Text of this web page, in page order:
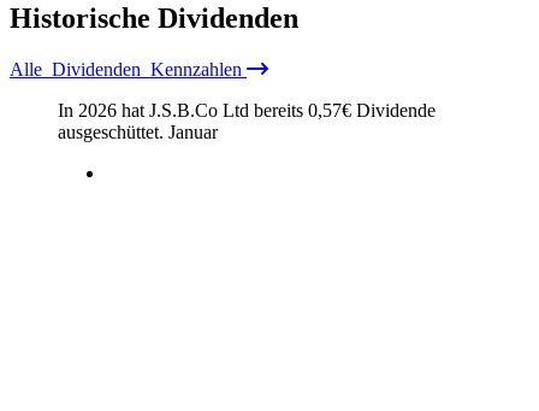
Historische Dividenden
Alle Dividenden Kennzahlen
In 2026 hat J.S.B.Co Ltd bereits 0,57€ Dividende
ausgeschüttet. Januar